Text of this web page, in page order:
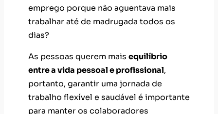
emprego porque não aguentava mais
trabalhar até de madrugada todos os
dias?
As pessoas querem mais equilíbrio
entre a vida pessoal e profissional,
portanto, garantir uma jornada de
trabalho flexível e saudável é importante
para manter os colaboradores